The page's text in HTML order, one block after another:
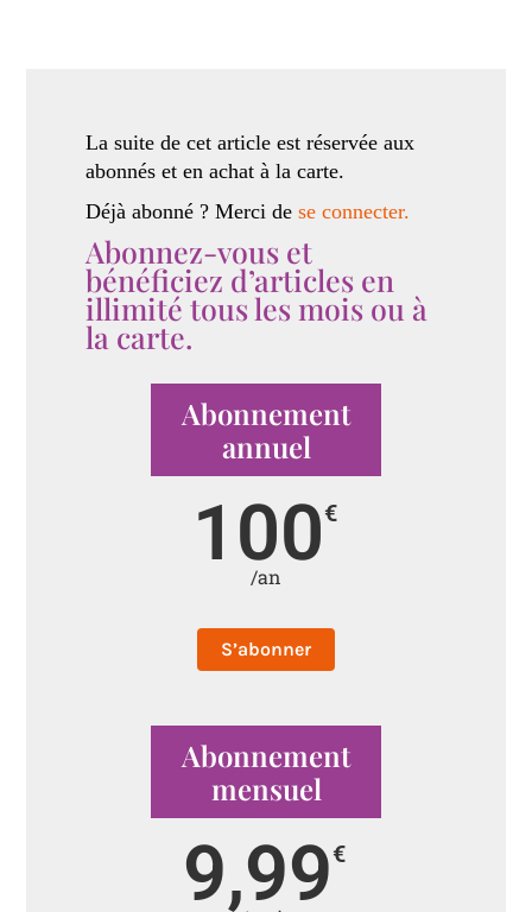
La suite de cet article est réservée aux
abonnés et en achat à la carte.
Déjà abonné ? Merci dese connecter.
Abonnez-vous et
bénéficiez d’articles en
illimité tous les mois ou à
la carte.
Abonnement
annuel
100€
/an
S’abonner
Abonnement
mensuel
9,99€